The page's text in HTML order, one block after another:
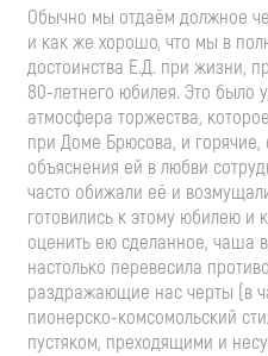
Обычно мы отдаём должное
и как же хорошо, что мы в
достоинства Е.Д. при жизни,
80-летнего юбилея. Это было
атмосфера торжества,
при Доме Брюсова, и
объяснения ей в любви
часто обижали её и
готовились к этому юбилею и
оценить ею сделанное, чаша
настолько перевесила
раздражающие нас черты (в
пионерско-комсомольский
пустяком, преходящими и